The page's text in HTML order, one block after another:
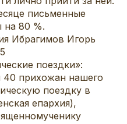
письменные
на 80 %.
Ибрагимов Игорь
поездки»:
40 прихожан нашего
поездку в
епархия),